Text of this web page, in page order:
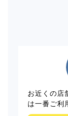
お近くの店
は一番ご利